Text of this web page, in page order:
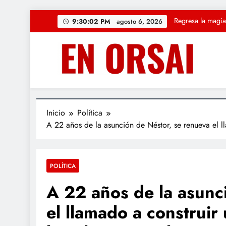
9:30:04 PM agosto 6, 2026
Regresa la
CUARTO
Inicio
Política
A 22 años de la asunción de Néstor, se renueva el
POLÍTICA
A 22 años de la
el llamado a